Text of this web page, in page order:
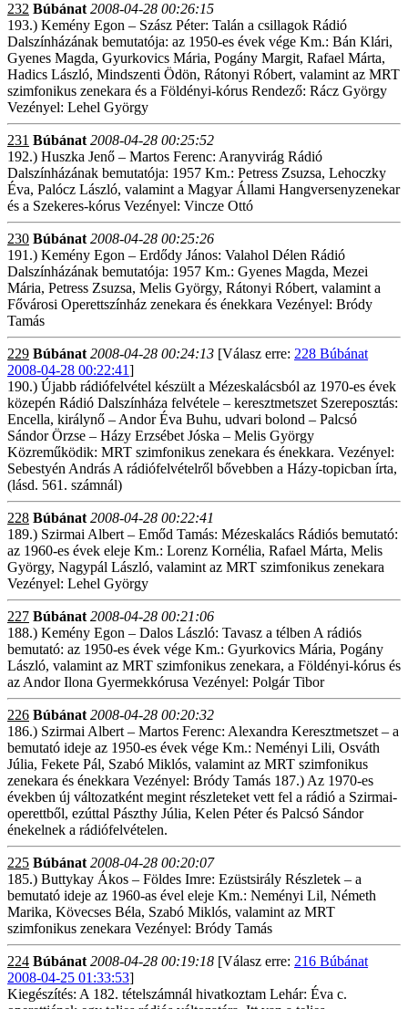
232 Búbánat 2008-04-28 00:26:15
193.) Kemény Egon – Szász Péter: Talán a csillagok Rádió
Dalszínházának bemutatója: az 1950-es évek vége Km.: Bán Klári,
Gyenes Magda, Gyurkovics Mária, Pogány Margit, Rafael Márta,
Hadics László, Mindszenti Ödön, Rátonyi Róbert, valamint az MRT
szimfonikus zenekara és a Földényi-kórus Rendező: Rácz György
Vezényel: Lehel György
231 Búbánat 2008-04-28 00:25:52
192.) Huszka Jenő – Martos Ferenc: Aranyvirág Rádió
Dalszínházának bemutatója: 1957 Km.: Petress Zsuzsa, Lehoczky
Éva, Palócz László, valamint a Magyar Állami Hangversenyzenekar
és a Szekeres-kórus Vezényel: Vincze Ottó
230 Búbánat 2008-04-28 00:25:26
191.) Kemény Egon – Erdődy János: Valahol Délen Rádió
Dalszínházának bemutatója: 1957 Km.: Gyenes Magda, Mezei
Mária, Petress Zsuzsa, Melis György, Rátonyi Róbert, valamint a
Fővárosi Operettszínház zenekara és énekkara Vezényel: Bródy
Tamás
229 Búbánat 2008-04-28 00:24:13 [Válasz erre: 228 Búbánat
2008-04-28 00:22:41]
190.) Újabb rádiófelvétel készült a Mézeskalácsból az 1970-es évek
közepén Rádió Dalszínháza felvétele – keresztmetszet Szereposztás:
Encella, királynő – Andor Éva Buhu, udvari bolond – Palcsó
Sándor Örzse – Házy Erzsébet Jóska – Melis György
Közreműködik: MRT szimfonikus zenekara és énekkara. Vezényel:
Sebestyén András A rádiófelvételről bővebben a Házy-topicban írta,
(lásd. 561. számnál)
228 Búbánat 2008-04-28 00:22:41
189.) Szirmai Albert – Emőd Tamás: Mézeskalács Rádiós bemutató:
az 1960-es évek eleje Km.: Lorenz Kornélia, Rafael Márta, Melis
György, Nagypál László, valamint az MRT szimfonikus zenekara
Vezényel: Lehel György
227 Búbánat 2008-04-28 00:21:06
188.) Kemény Egon – Dalos László: Tavasz a télben A rádiós
bemutató: az 1950-es évek vége Km.: Gyurkovics Mária, Pogány
László, valamint az MRT szimfonikus zenekara, a Földényi-kórus és
az Andor Ilona Gyermekkórusa Vezényel: Polgár Tibor
226 Búbánat 2008-04-28 00:20:32
186.) Szirmai Albert – Martos Ferenc: Alexandra Keresztmetszet – a
bemutató ideje az 1950-es évek vége Km.: Neményi Lili, Osváth
Júlia, Fekete Pál, Szabó Miklós, valamint az MRT szimfonikus
zenekara és énekkara Vezényel: Bródy Tamás 187.) Az 1970-es
években új változatként megint részleteket vett fel a rádió a Szirmai-
operettből, ezúttal Pászthy Júlia, Kelen Péter és Palcsó Sándor
énekelnek a rádiófelvételen.
225 Búbánat 2008-04-28 00:20:07
185.) Buttykay Ákos – Földes Imre: Ezüstsirály Részletek – a
bemutató ideje az 1960-as ével eleje Km.: Neményi Lil, Németh
Marika, Kövecses Béla, Szabó Miklós, valamint az MRT
szimfonikus zenekara Vezényel: Bródy Tamás
224 Búbánat 2008-04-28 00:19:18 [Válasz erre: 216 Búbánat
2008-04-25 01:33:53]
Kiegészítés: A 182. tételszámnál hivatkoztam Lehár: Éva c.